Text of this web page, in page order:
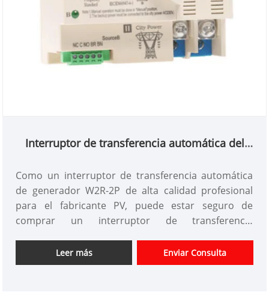
como salida.
Interruptor de transferencia automática del
Como un interruptor de transferencia automática
de generador W2R-2P de alta calidad profesional
para el fabricante PV, puede estar seguro de
comprar un interruptor de transferencia
nuestra fábrica. Y le ofreceremos el mejor servicio
posterior y la entrega oportuna. Los interruptores
Leer más Enviar Consulta